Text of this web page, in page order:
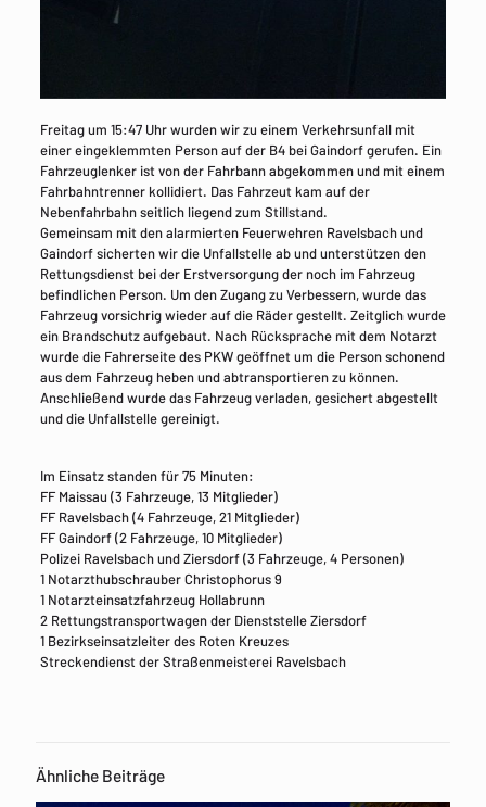
Freitag um 15:47 Uhr wurden wir zu einem Verkehrsunfall mit
einer eingeklemmten Person auf der B4 bei Gaindorf gerufen. Ein
Fahrzeuglenker ist von der Fahrbann abgekommen und mit einem
Fahrbahntrenner kollidiert. Das Fahrzeut kam auf der
Nebenfahrbahn seitlich liegend zum Stillstand.
Gemeinsam mit den alarmierten Feuerwehren Ravelsbach und
Gaindorf sicherten wir die Unfallstelle ab und unterstützen den
Rettungsdienst bei der Erstversorgung der noch im Fahrzeug
befindlichen Person. Um den Zugang zu Verbessern, wurde das
Fahrzeug vorsichrig wieder auf die Räder gestellt. Zeitglich wurde
ein Brandschutz aufgebaut. Nach Rücksprache mit dem Notarzt
wurde die Fahrerseite des PKW geöffnet um die Person schonend
aus dem Fahrzeug heben und abtransportieren zu können.
Anschließend wurde das Fahrzeug verladen, gesichert abgestellt
und die Unfallstelle gereinigt.
Im Einsatz standen für 75 Minuten:
FF Maissau (3 Fahrzeuge, 13 Mitglieder)
FF Ravelsbach (4 Fahrzeuge, 21 Mitglieder)
FF Gaindorf (2 Fahrzeuge, 10 Mitglieder)
Polizei Ravelsbach und Ziersdorf (3 Fahrzeuge, 4 Personen)
1 Notarzthubschrauber Christophorus 9
1 Notarzteinsatzfahrzeug Hollabrunn
2 Rettungstransportwagen der Dienststelle Ziersdorf
1 Bezirkseinsatzleiter des Roten Kreuzes
Streckendienst der Straßenmeisterei Ravelsbach
Ähnliche Beiträge